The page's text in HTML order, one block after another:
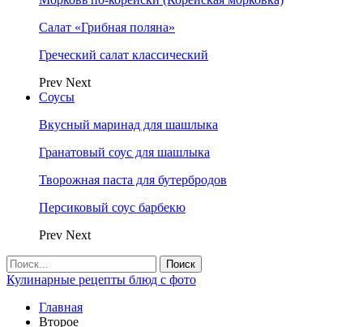
Салат «Грибная поляна»
Греческий салат классический
Prev Next
Соусы
Вкусный маринад для шашлыка
Гранатовый соус для шашлыка
Творожная паста для бутербродов
Персиковый соус барбекю
Prev Next
Кулинарные рецепты блюд с фото
Главная
Второе